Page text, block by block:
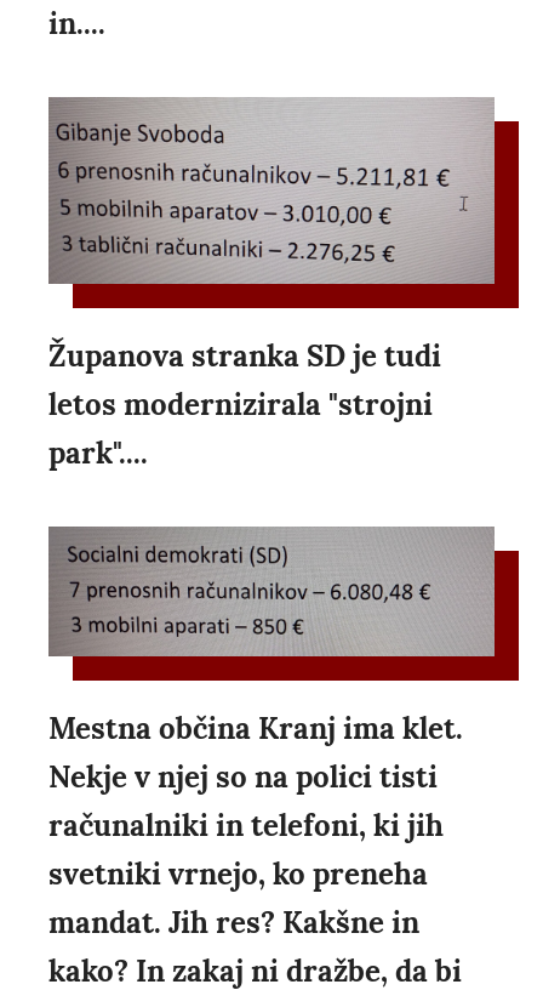
in....
Županova stranka SD je tudi
letos modernizirala "strojni
park"....
Mestna občina Kranj ima klet.
Nekje v njej so na polici tisti
računalniki in telefoni, ki jih
svetniki vrnejo, ko preneha
mandat. Jih res? Kakšne in
kako? In zakaj ni dražbe, da bi